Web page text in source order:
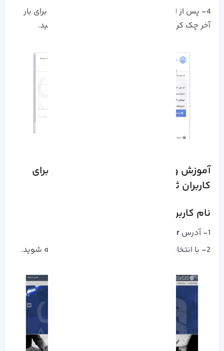
4- پس از اتمام تمامی این مراحل، اطلاعات خود را برای بار
آخر چک کرده و گزینه تائید و ثبت نام را انتخاب کنید.
آموزش ورود به سامانه تامین اجتماعی برای
کاربران ثبت‌ نام شده
نام کاربری و رمز عبور چیست؟
1- آدرس eservices.tamin.ir
2- با انتخاب گزینه ” ورود به سامانه”، وارد سامانه شوید.